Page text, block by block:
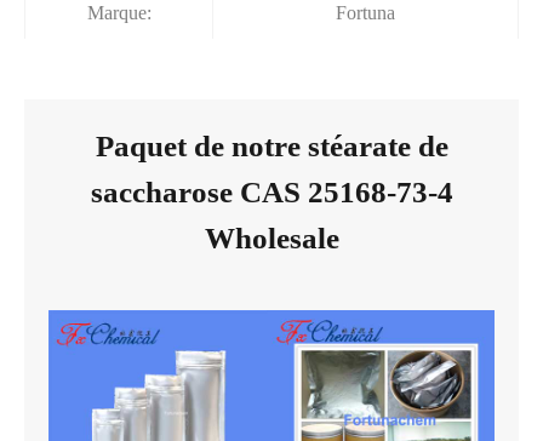
Marque: Fortuna
Paquet de notre stéarate de
saccharose CAS 25168-73-4
Wholesale